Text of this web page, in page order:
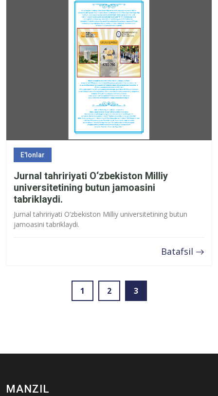
E'lonlar
Jurnal tahririyati O‘zbekiston Milliy
universitetining butun jamoasini
tabriklaydi.
Jurnal tahririyati O‘zbekiston Milliy universitetining butun
jamoasini tabriklaydi.
Batafsil
1 2 3
MANZIL